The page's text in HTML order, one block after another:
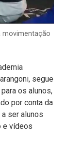
movimentação
segue
os alunos,
por conta da
ser alunos
e vídeos